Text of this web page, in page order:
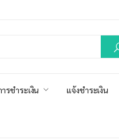
รชำระเงิน แจ้งชำระเงิน